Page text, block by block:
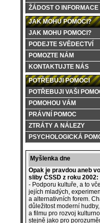
ŽÁDOST O INFORMACE
JAK MOHU POMOCI?
JAK MOHU POMOCI?
PODEJTE SVĚDECTVÍ
POMOZTE NÁM
KONTAKTUJTE NÁS
POTŘEBUJI POMOCI
POTŘEBUJI VAŠI
POMOHOU VÁM
PRÁVNÍ POMOC
ZTRÁTY A NÁLEZY
PSYCHOLOGICKÁ
Myšlenka dne
Opak je pravdou aneb
sliby ČSSD z roku 2002:
- Podporu kultuře, a to
jejích mladých,
a alternativních forem.
důležitost moderní
a filmu pro rozvoj
stejně jako pro